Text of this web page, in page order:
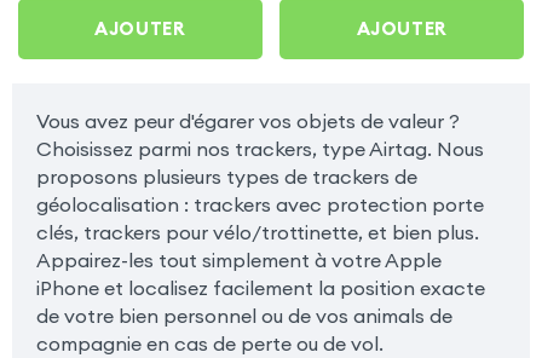
AJOUTER AJOUTER
Vous avez peur d'égarer vos objets de valeur ?
Choisissez parmi nos trackers, type Airtag. Nous
proposons plusieurs types de trackers de
géolocalisation : trackers avec protection porte
clés, trackers pour vélo/trottinette, et bien plus.
Appairez-les tout simplement à votre Apple
iPhone et localisez facilement la position exacte
de votre bien personnel ou de vos animals de
compagnie en cas de perte ou de vol.